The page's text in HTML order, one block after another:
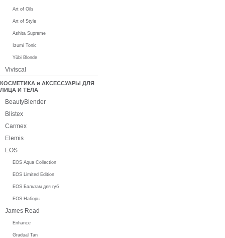
Art of Oils
Art of Style
Ashita Supreme
Izumi Tonic
Yūbi Blonde
Viviscal
КОСМЕТИКА и АКСЕССУАРЫ ДЛЯ
ЛИЦА И ТЕЛА
BeautyBlender
Blistex
Carmex
Elemis
EOS
EOS Aqua Collection
EOS Limited Edition
EOS Бальзам для губ
EOS Наборы
James Read
Enhance
Gradual Tan